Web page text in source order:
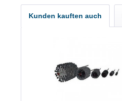
Kunden kauften auch